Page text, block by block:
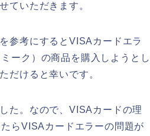
ていただきます。
参考にするとVISAカードエラ
ーク）の商品を購入しようとし
だけると幸いです。
た。なので、VISAカードの理
らVISAカードエラーの問題が